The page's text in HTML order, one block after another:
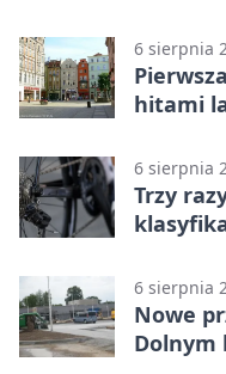
6 sierpnia
hitami
6 sierpnia
Trzy
6 sierpnia
Nowe
Dolnym